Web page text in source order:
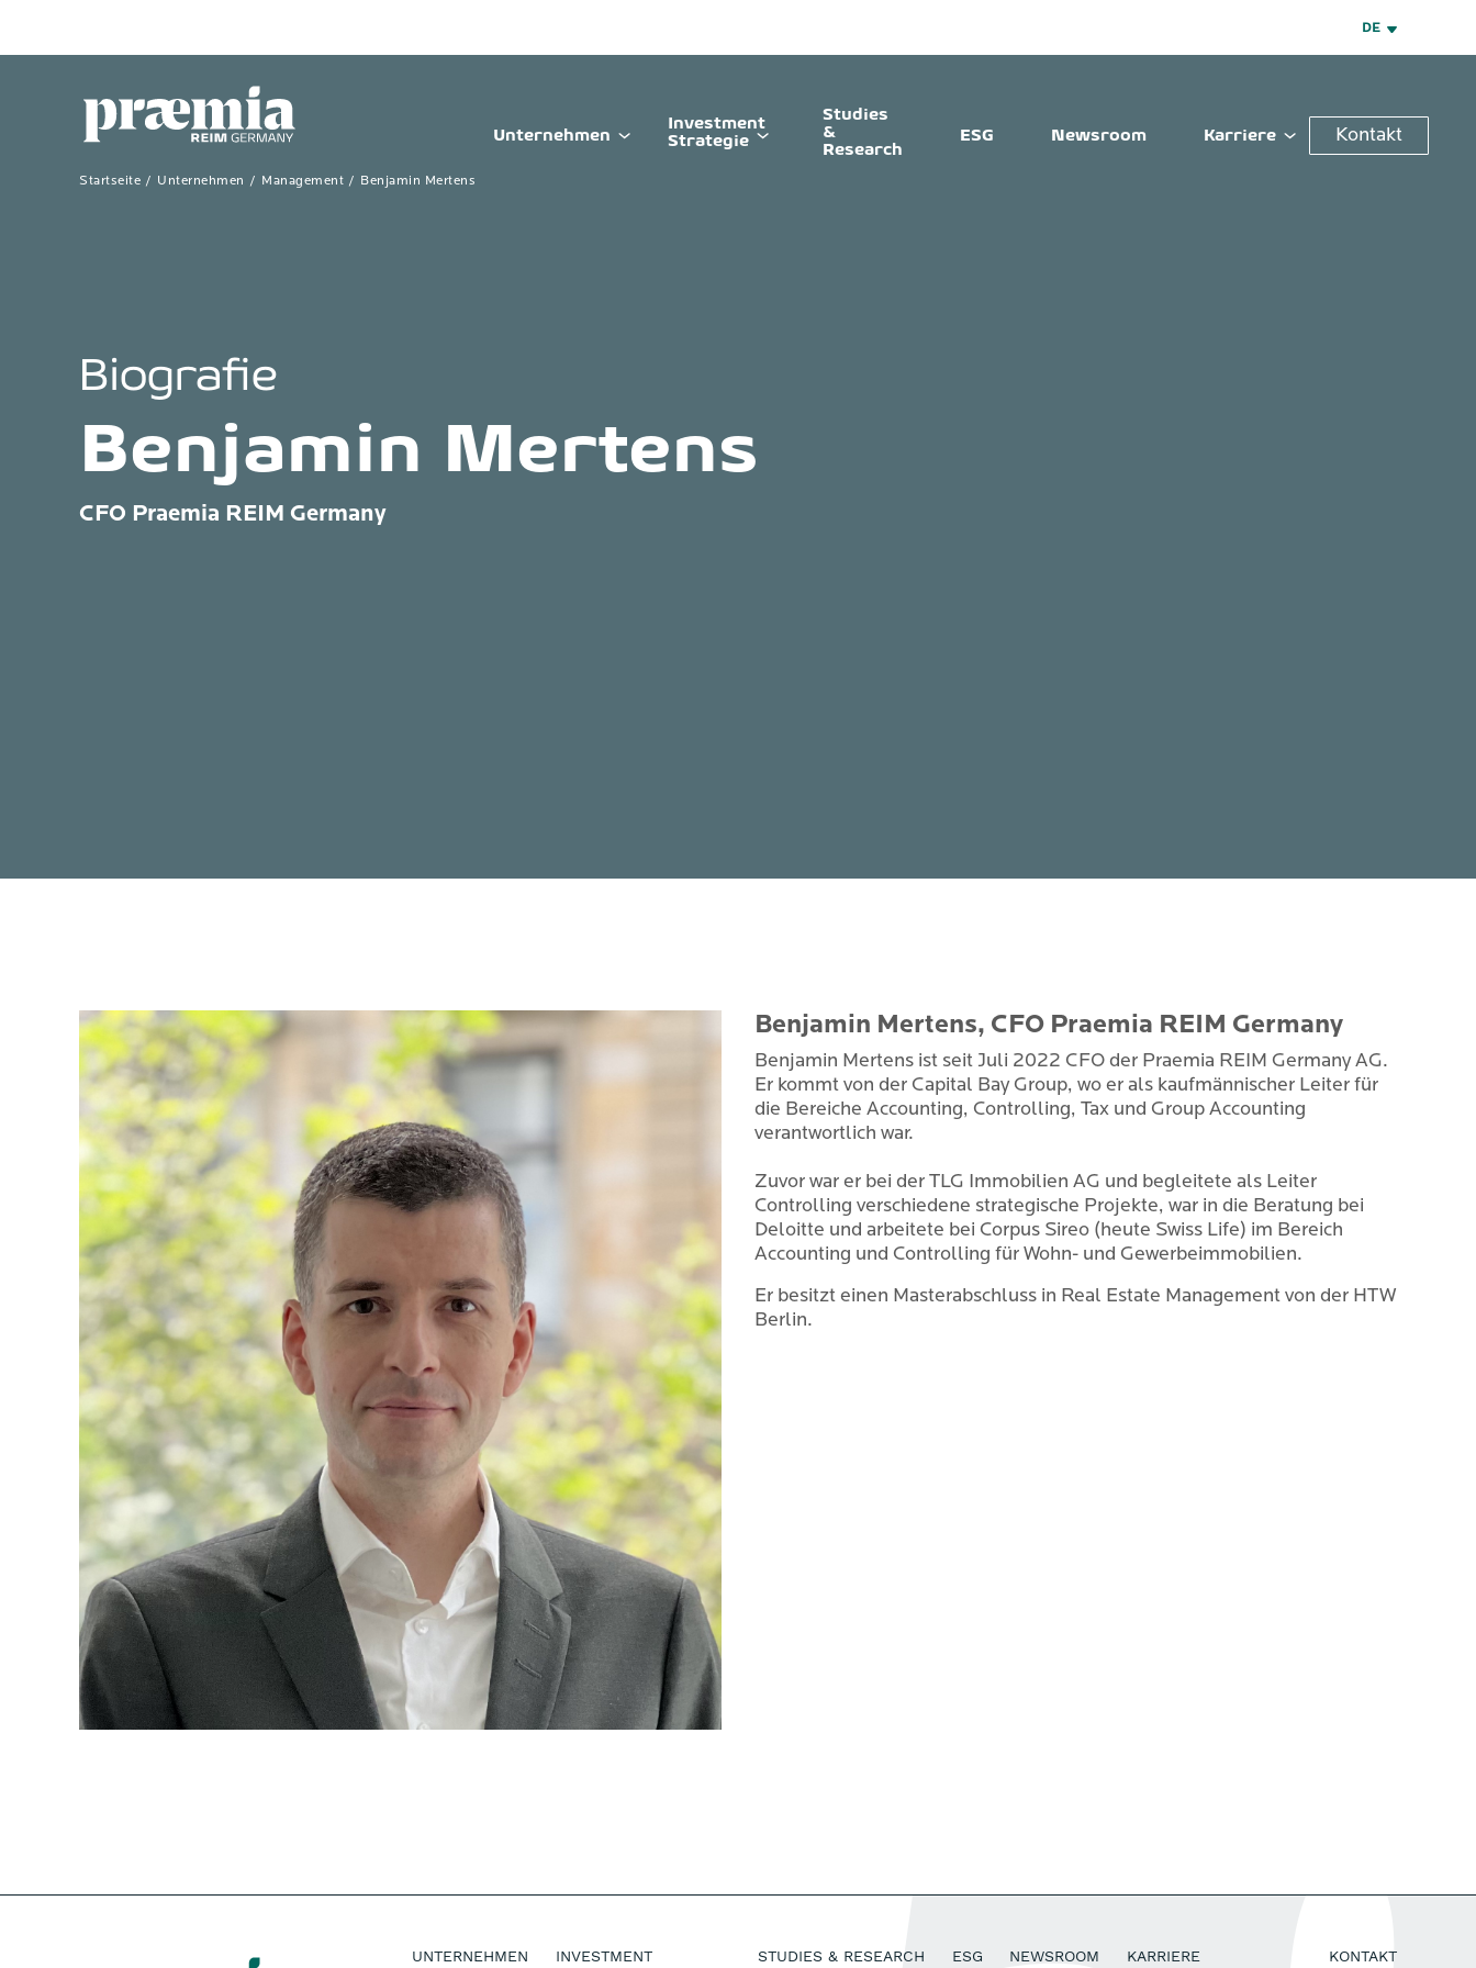
DE
Unternehmen
Investment
Strategie
Studies
&
Research
ESG Newsroom Karriere Kontakt
Startseite Unternehmen Management Benjamin Mertens
Biografie
Benjamin Mertens
CFO Praemia REIM Germany
Benjamin Mertens, CFO Praemia REIM Germany
Benjamin Mertens ist seit Juli 2022 CFO der Praemia REIM Germany AG.
Er kommt von der Capital Bay Group, wo er als kaufmännischer Leiter für
die Bereiche Accounting, Controlling, Tax und Group Accounting
verantwortlich war.
Zuvor war er bei der TLG Immobilien AG und begleitete als Leiter
Controlling verschiedene strategische Projekte, war in die Beratung bei
Deloitte und arbeitete bei Corpus Sireo (heute Swiss Life) im Bereich
Accounting und Controlling für Wohn- und Gewerbeimmobilien.
Er besitzt einen Masterabschluss in Real Estate Management von der HTW
Berlin.
UNTERNEHMEN INVESTMENT STUDIES & RESEARCH ESG NEWSROOM KARRIERE KONTAKT